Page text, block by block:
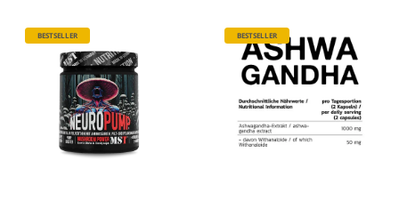
BESTSELLER BESTSELLER